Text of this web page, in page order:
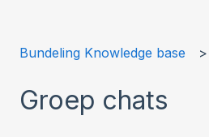
Bundeling Knowledge base
Groep chats